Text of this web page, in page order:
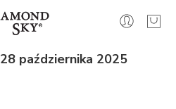
28 października 2025